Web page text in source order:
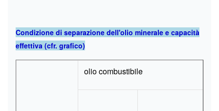
Condizione di separazione dell'olio minerale e capacità
effettiva (cfr. grafico)
olio combustibile